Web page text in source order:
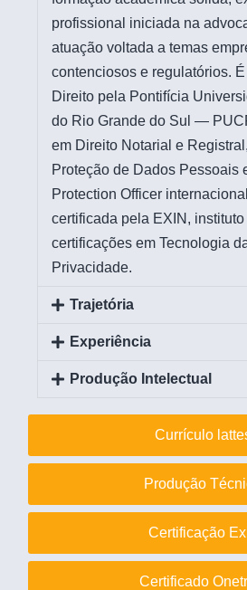
profissional iniciada na
atuação voltada a temas
contenciosos e regulatórios.
Direito pela Pontifícia
do Rio Grande do Sul —
em Direito Notarial e
Proteção de Dados Pessoais
Protection Officer
certificada pela EXIN,
certificações em Tecnologia
Privacidade.
Trajetória
Experiência
Produção Intelectual
Currículo
Produção
Certificação
Certificado